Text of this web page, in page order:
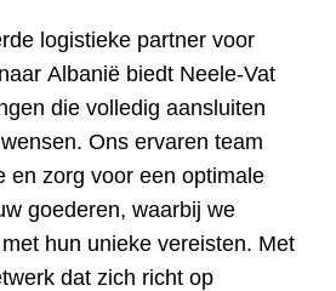
logistieke partner voor
Albanië biedt Neele-Vat
die volledig aansluiten
Ons ervaren team
en zorg voor een optimale
goederen, waarbij we
hun unieke vereisten. Met
dat zich richt op